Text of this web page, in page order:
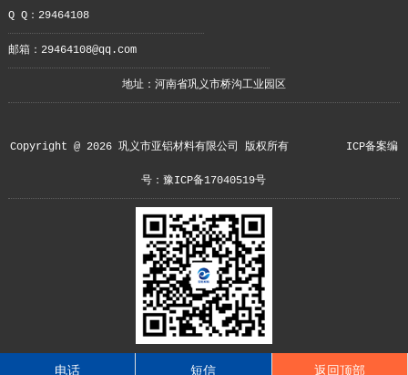
Q Q：29464108
邮箱：29464108@qq.com
地址：河南省巩义市桥沟工业园区
Copyright @ 2026 巩义市亚铝材料有限公司 版权所有 ICP备案编
号：豫ICP备17040519号
电话 短信 返回顶部